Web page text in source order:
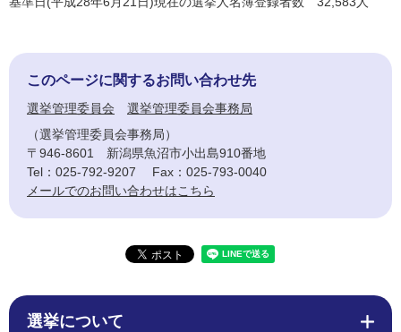
このページに関するお問い合わせ先
選挙管理委員会
選挙管理委員会事務局
選挙管理委員会事務局
〒946-8601
新潟県魚沼市小出島910番地
Tel：025-792-9207
Fax：025-793-0040
メールでのお問い合わせはこちら
選挙について